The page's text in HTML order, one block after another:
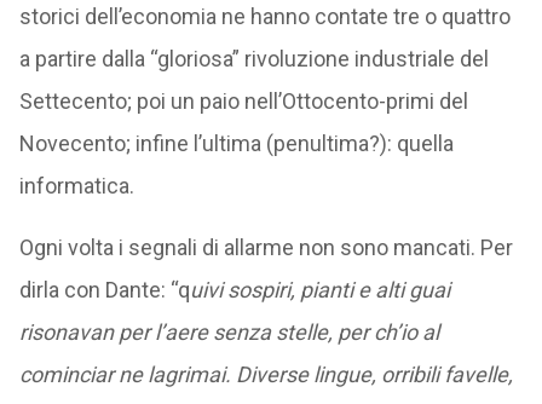
storici dell’economia ne hanno contate tre o quattro
a partire dalla “gloriosa” rivoluzione industriale del
Settecento; poi un paio nell’Ottocento-primi del
Novecento; infine l’ultima (penultima?): quella
informatica.
Ogni volta i segnali di allarme non sono mancati. Per
dirla con Dante: “quivi sospiri, pianti e alti guai
risonavan per l’aere senza stelle, per ch’io al
cominciar ne lagrimai. Diverse lingue, orribili favelle,